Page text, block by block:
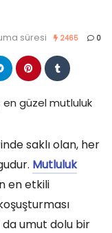
süresi 2465 0
saklı olan, her
Mutluluk
en etkili
umut dolu bir